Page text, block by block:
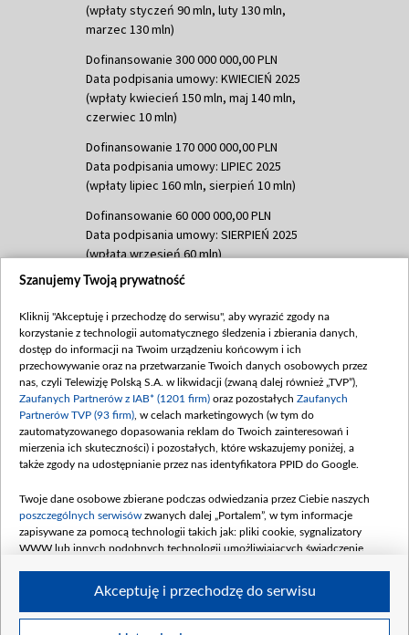
(wpłaty styczeń 90 mln, luty 130 mln,
marzec 130 mln)
Dofinansowanie 300 000 000,00 PLN
Data podpisania umowy: KWIECIEŃ 2025
(wpłaty kwiecień 150 mln, maj 140 mln,
czerwiec 10 mln)
Dofinansowanie 170 000 000,00 PLN
Data podpisania umowy: LIPIEC 2025
(wpłaty lipiec 160 mln, sierpień 10 mln)
Dofinansowanie 60 000 000,00 PLN
Data podpisania umowy: SIERPIEŃ 2025
(wpłata wrzesień 60 mln)
Dofinansowanie 635 783 051,21 PLN
(wpłata wrzesień 100 mln, październik 350
mln, listopad 265 mln)
Dofinansowanie 48 862 000,00 PLN
Data podpisania umowy: GRUDZIEŃ 2025
(wpłata grudzień 60,548 mln)
Dofinansowanie 900 000 000,00 PLN
Data podpisania umowy: LUTY 2026 (wpłata
kwiecień 180 mln, 7 maja 180 mln, 8
czerwca 90 mln)
Dofinansowanie 250 000 000,00 PLN
4 sierpnia 250 mln
Szanujemy Twoją prywatność
Kliknij "Akceptuję i przechodzę do serwisu", aby wyrazić zgody na
korzystanie z technologii automatycznego śledzenia i zbierania danych,
dostęp do informacji na Twoim urządzeniu końcowym i ich
przechowywanie oraz na przetwarzanie Twoich danych osobowych przez
nas, czyli Telewizję Polską S.A. w likwidacji (zwaną dalej również „TVP”),
Zaufanych Partnerów z IAB* (1201 firm) oraz pozostałych Zaufanych
Partnerów TVP (93 firm) , w celach marketingowych (w tym do
zautomatyzowanego dopasowania reklam do Twoich zainteresowań i
mierzenia ich skuteczności) i pozostałych, które wskazujemy poniżej, a
także zgody na udostępnianie przez nas identyfikatora PPID do Google.
Twoje dane osobowe zbierane podczas odwiedzania przez Ciebie naszych
poszczególnych serwisów zwanych dalej „Portalem”, w tym informacje
zapisywane za pomocą technologii takich jak: pliki cookie, sygnalizatory
WWW lub innych podobnych technologii umożliwiających świadczenie
Twoje dane osobowe zbierane podczas odwiedzania przez Ciebie
Akceptuję i przechodzę do serwisu